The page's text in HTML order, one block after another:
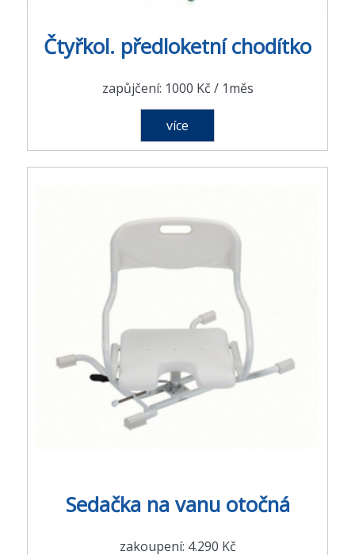
Čtyřkol. předloketní chodítko
zapůjčení: 1000 Kč / 1měs
více
Sedačka na vanu otočná
zakoupení: 4.290 Kč